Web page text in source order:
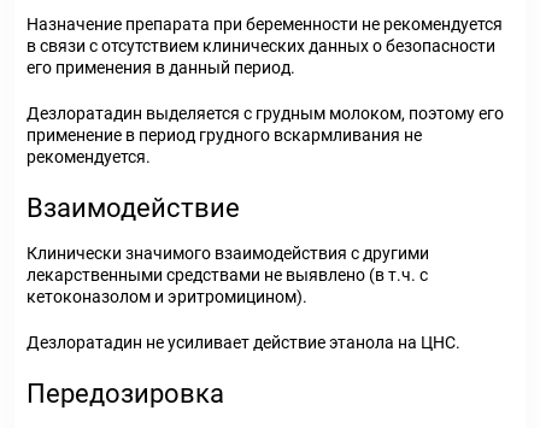
Назначение препарата при беременности не рекомендуется
в связи с отсутствием клинических данных о безопасности
его применения в данный период.
Дезлоратадин выделяется с грудным молоком, поэтому его
применение в период грудного вскармливания не
рекомендуется.
Взаимодействие
Клинически значимого взаимодействия с другими
лекарственными средствами не выявлено (в т.ч. с
кетоконазолом и эритромицином).
Дезлоратадин не усиливает действие этанола на ЦНС.
Передозировка